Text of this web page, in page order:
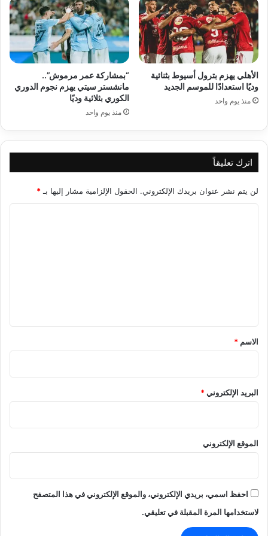
الأهلي يهزم بترول أسيوط بثنائية
وديًا استعدادًا للموسم الجديد
منذ يوم واحد
“بمشاركة عمر مرموش”..
مانشستر سيتي يهزم نجوم الدوري
الكوري بثلاثية وديًا
منذ يوم واحد
اترك تعليقاً
لن يتم نشر عنوان بريدك الإلكتروني. الحقول الإلزامية مشار إليها بـ*
*
الاسم *
البريد الإلكتروني*
الموقع الإلكتروني
احفظ اسمي، بريدي الإلكتروني، والموقع الإلكتروني في هذا المتصفح
لاستخدامها المرة المقبلة في تعليقي.